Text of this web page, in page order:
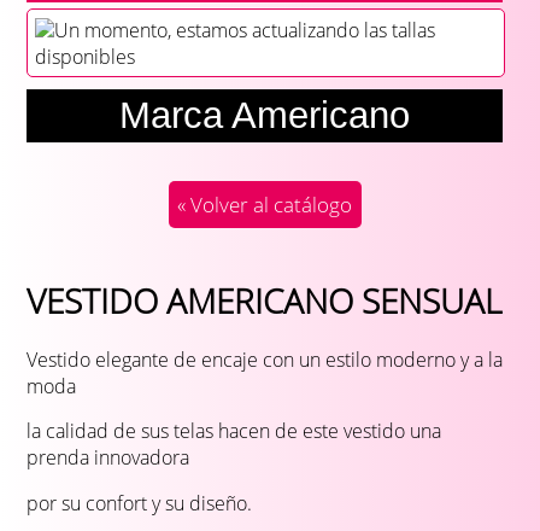
Un momento, estamos actualizando las tallas
disponibles
Marca Americano
« Volver al catálogo
VESTIDO AMERICANO SENSUAL
Vestido elegante de encaje con un estilo moderno y a la
moda
la calidad de sus telas hacen de este vestido una
prenda innovadora
por su confort y su diseño.